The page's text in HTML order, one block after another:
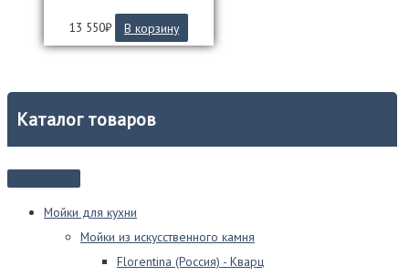
Каталог товаров
Мойки для кухни
Мойки из искусственного камня
Florentina (Россия) - Кварц
13 550₽ В корзину